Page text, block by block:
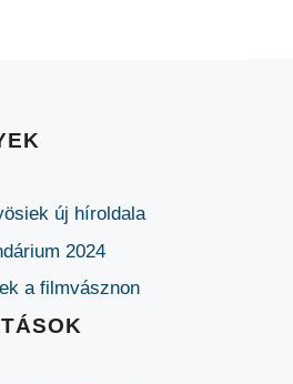
új híroldala
2024
a filmvásznon